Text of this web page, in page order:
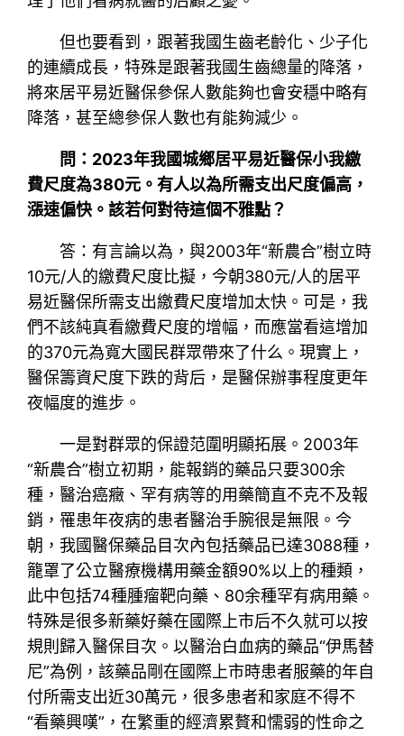
但也要看到，跟著我國生齒老齡化、少子化
的連續成長，特殊是跟著我國生齒總量的降落，
將來居平易近醫保參保人數能夠也會安穩中略有
降落，甚至總參保人數也有能夠減少。
問：2023年我國城鄉居平易近醫保小我繳
費尺度為380元。有人以為所需支出尺度偏高，
漲速偏快。該若何對待這個不雅點？
答：有言論以為，與2003年“新農合”樹立時
10元/人的繳費尺度比擬，今朝380元/人的居平
易近醫保所需支出繳費尺度增加太快。可是，我
們不該純真看繳費尺度的增幅，而應當看這增加
的370元為寬大國民群眾帶來了什么。現實上，
醫保籌資尺度下跌的背后，是醫保辦事程度更年
夜幅度的進步。
一是對群眾的保證范圍明顯拓展。2003年
“新農合”樹立初期，能報銷的藥品只要300余
種，醫治癌癥、罕有病等的用藥簡直不克不及報
銷，罹患年夜病的患者醫治手腕很是無限。今
朝，我國醫保藥品目次內包括藥品已達3088種，
籠罩了公立醫療機構用藥金額90%以上的種類，
此中包括74種腫瘤靶向藥、80余種罕有病用藥。
特殊是很多新藥好藥在國際上市后不久就可以按
規則歸入醫保目次。以醫治白血病的藥品“伊馬替
尼”為例，該藥品剛在國際上市時患者服藥的年自
付所需支出近30萬元，很多患者和家庭不得不
“看藥興嘆”，在繁重的經濟累贅和懦弱的性命之